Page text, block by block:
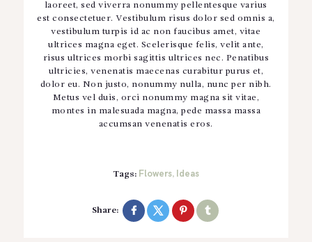
laoreet, sed viverra nonummy pellentesque varius
est consectetuer. Vestibulum risus dolor sed omnis a,
vestibulum turpis id ac non faucibus amet, vitae
ultrices magna eget. Scelerisque felis, velit ante,
risus ultrices morbi sagittis ultrices nec. Penatibus
ultricies, venenatis maecenas curabitur purus et,
dolor eu. Non justo, nonummy nulla, nunc per nibh.
Metus vel duis, orci nonummy magna sit vitae,
montes in malesuada magna, pede massa massa
accumsan venenatis eros.
Tags: Flowers, Ideas
Share: